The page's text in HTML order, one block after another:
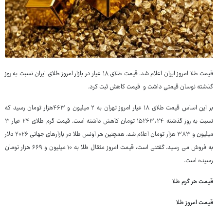
قیمت طلا امروز ایران اعلام شد. قیمت طلای ۱۸ عیار در بازار امروز طلای ایران نسبت به روز
گذشته نوسان قیمتی داشت و قیمت کاهش ثبت کرد.
بر این اساس قیمت طلای ۱۸ عیار امروز تهران به ۲ میلیون و ۴۶۳هزار تومان رسید که
نسبت به روز گذشته ۱۵۲۶۳٫۲۴ تومان کاهش داشته است. قیمت گرم طلای ۲۴ عیار ۳
میلیون و ۳۸۳ هزار تومان اعلام شد. همچنین هر اونس طلا در بازارهای جهانی ۲۰۲۶ دلار
به فروش می رسید. گفتنی است، قیمت امروز مثقال طلا به ۱۰ میلیون و ۶۶۹ هزار تومان
رسیده است.
قیمت هر گرم طلا
قیمت امروز طلا